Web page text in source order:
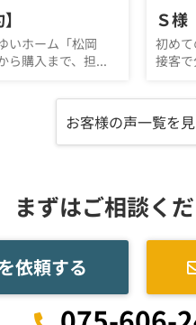
いホーム「松岡
ら購入まで、担...
Ｓ様
初め
接客
お客様の声一覧を
まずはご相談くだ
依頼する